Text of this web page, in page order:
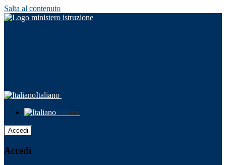
Salta al contenuto
Italiano
Italiano
Accedi
Accedi